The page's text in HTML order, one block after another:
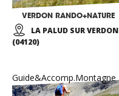
VERDON RANDO+NATURE
LA PALUD SUR VERDON
(04120)
Guide&Accomp.Montagne